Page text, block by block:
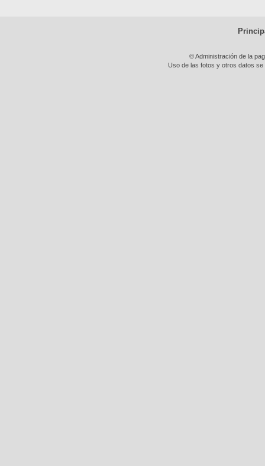
© Administración de la
Uso de las fotos y otros datos